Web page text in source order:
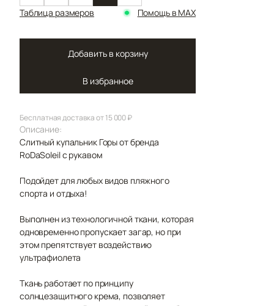
Таблица размеров
Помощь в MAX
Добавить в корзину
В избранное
Бесплатная доставка от 15 000 ₽
Описание:
Слитный купальник Горы от бренда
RoDaSoleil с рукавом
Подойдет для любых видов пляжного
спорта и отдыха!
Выполнен из технологичной ткани, которая
одновременно пропускает загар, но при
этом препятствует воздействию
ультрафиолета
Ткань работает по принципу
солнцезащитного крема, позволяет